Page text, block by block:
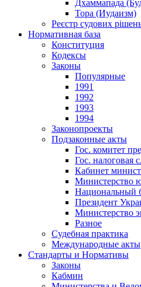
Дхаммапада
Тора (Иудаизм)
Реєстр судових
Нормативная база
Конституция
Кодексы
Законы
Популярные
1991
1992
1993
1994
Законопроекты
Подзаконные акты
Гос. комитет
Гос. налоговая
Кабинет
Министерство
Национальный
Президент
Министерство
Разное
Судебная практика
Международные акты
Стандарты и Нормативы
Законы
Кабмин